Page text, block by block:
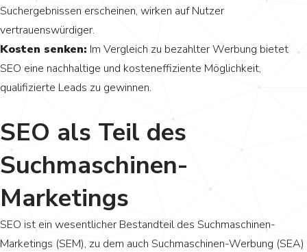
Suchergebnissen erscheinen, wirken auf Nutzer
vertrauenswürdiger.
Kosten senken: Im Vergleich zu bezahlter Werbung bietet
SEO eine nachhaltige und kosteneffiziente Möglichkeit,
qualifizierte Leads zu gewinnen.
SEO als Teil des
Suchmaschinen-
Marketings
SEO ist ein wesentlicher Bestandteil des Suchmaschinen-
Marketings (SEM), zu dem auch Suchmaschinen-Werbung (SEA)